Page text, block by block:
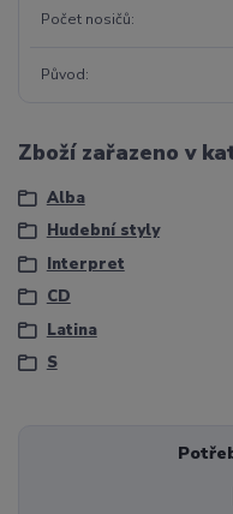
Počet nosičů
Původ
Zboží zařazeno v
Alba
Hudební styly
Interpret
CD
Latina
S